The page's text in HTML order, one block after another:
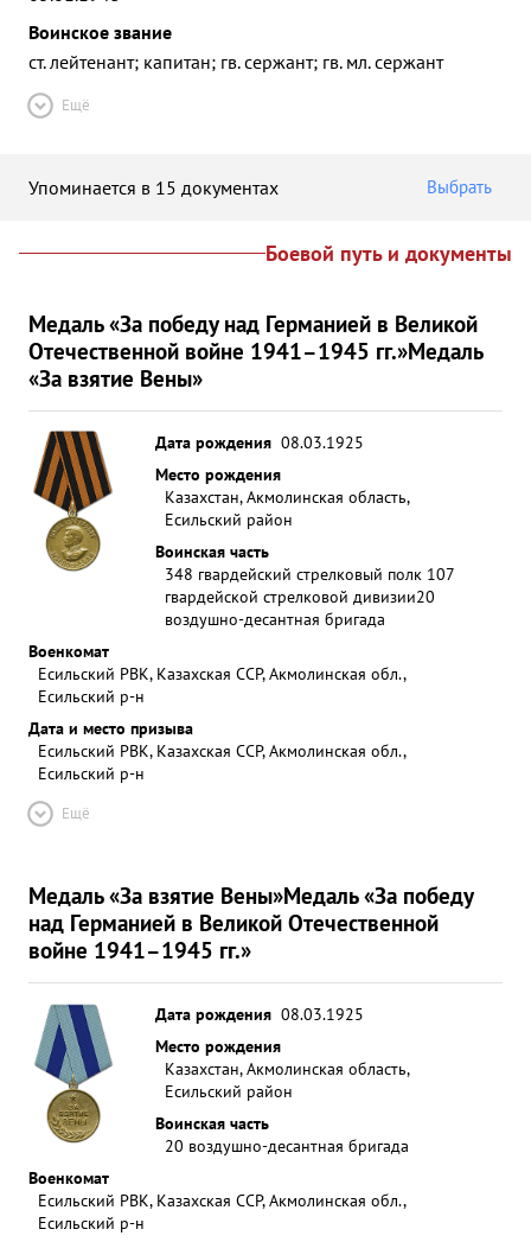
Воинское звание
ст. лейтенант; капитан; гв. сержант; гв. мл. сержант
Ещё
Упоминается в 15 документах Выбрать
Боевой путь и документы
Медаль «За победу над Германией в Великой
Отечественной войне 1941–1945 гг.»Медаль
«За взятие Вены»
Дата рождения 08.03.1925
Место рождения
Казахстан, Акмолинская область,
Есильский район
Воинская часть
348 гвардейский стрелковый полк 107
гвардейской стрелковой дивизии20
воздушно-десантная бригада
Военкомат
Есильский РВК, Казахская ССР, Акмолинская обл.,
Есильский р-н
Дата и место призыва
Есильский РВК, Казахская ССР, Акмолинская обл.,
Есильский р-н
Ещё
Медаль «За взятие Вены»Медаль «За победу
над Германией в Великой Отечественной
войне 1941–1945 гг.»
Дата рождения 08.03.1925
Место рождения
Казахстан, Акмолинская область,
Есильский район
Воинская часть
20 воздушно-десантная бригада
Военкомат
Есильский РВК, Казахская ССР, Акмолинская обл.,
Есильский р-н